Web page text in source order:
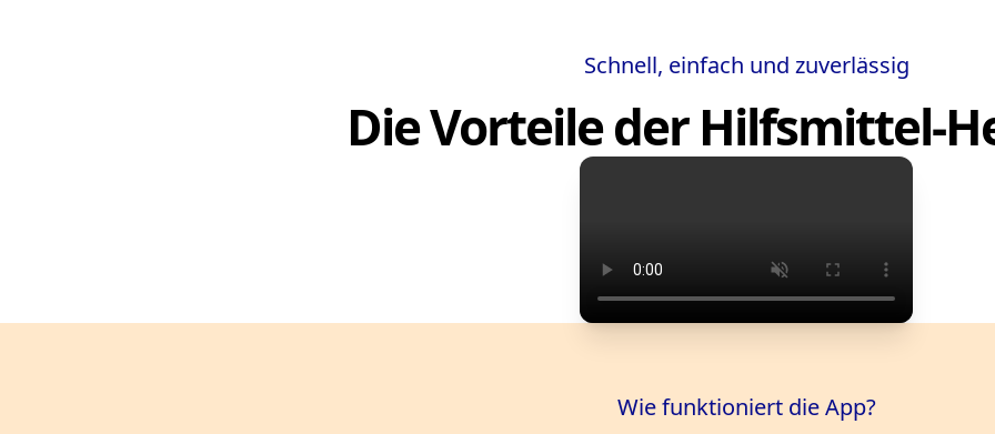
Schnell, einfach und zuverlässig
Die Vorteile der Hilfsmittel-
Wie funktioniert die App?